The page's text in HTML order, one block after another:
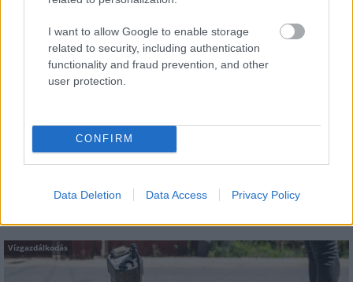
I want to allow Google to enable storage
related to security, including authentication
functionality and fraud prevention, and other
user protection.
CONFIRM
Data Deletion Data Access Privacy Policy
játszótér Debrecen egyik legfontosabb
terén
Mohács a csata ötszázadik
évfordulójára
Vízgazdálkodás